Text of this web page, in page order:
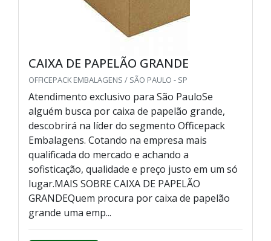
CAIXA DE PAPELÃO GRANDE
OFFICEPACK EMBALAGENS / SÃO PAULO - SP
Atendimento exclusivo para São PauloSe
alguém busca por caixa de papelão grande,
descobrirá na líder do segmento Officepack
Embalagens. Cotando na empresa mais
qualificada do mercado e achando a
sofisticação, qualidade e preço justo em um só
lugar.MAIS SOBRE CAIXA DE PAPELÃO
GRANDEQuem procura por caixa de papelão
grande uma emp...